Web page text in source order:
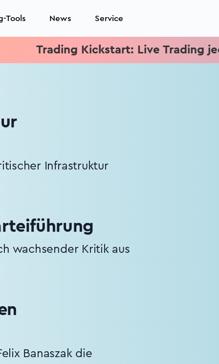
Tools News Service
Kickstart: Live Trading jeden
Infrastruktur
wachsender Kritik aus
Banaszak die